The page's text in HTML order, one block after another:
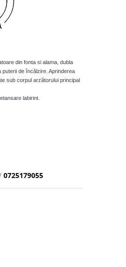
din fonta si alama, dubla
de încălzire. Aprinderea
sub corpul arzătorului principal
labirint.
0725179055